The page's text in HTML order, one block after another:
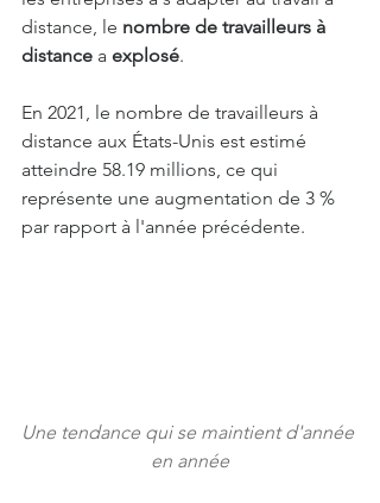
distance, le nombre de travailleurs à
distance a explosé.
En 2021, le nombre de travailleurs à
distance aux États-Unis est estimé
atteindre 58.19 millions, ce qui
représente une augmentation de 3 %
par rapport à l'année précédente.
Une tendance qui se maintient d'année
en année